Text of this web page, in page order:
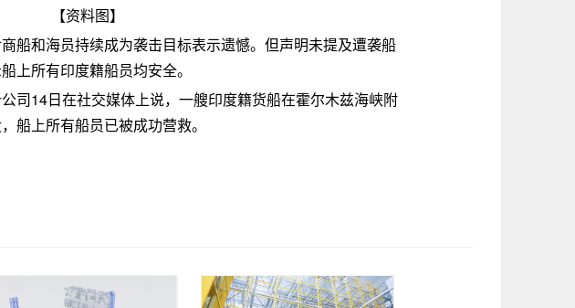
【资料图】
船和海员持续成为袭击目标表示遗憾。但声明未提及遭袭船
上所有印度籍船员均安全。
司14日在社交媒体上说，一艘印度籍货船在霍尔木兹海峡附
船上所有船员已被成功营救。